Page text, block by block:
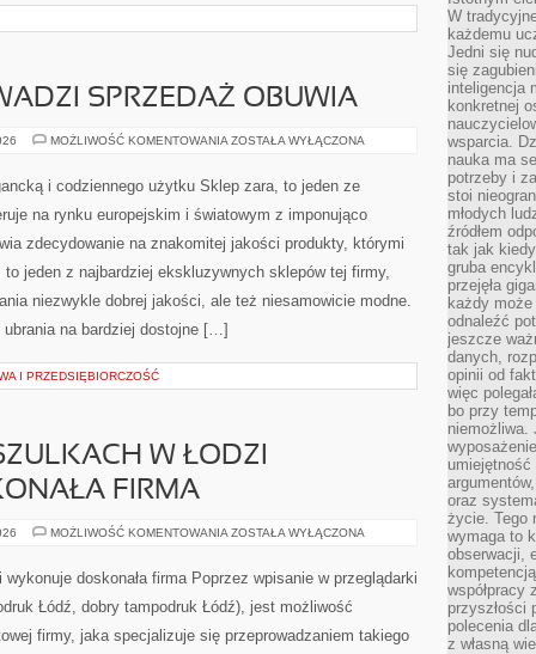
SPRZEDAŻ OBUWIA
MOŻLIWOŚĆ KOMENTOWANIA SKLEP
SPRZEDAŻ
OBUWIA
ZOSTAŁA WYŁĄCZONA
i codziennego użytku Sklep zara, to jeden ze
na rynku europejskim i światowym z imponująco
zdecydowanie na znakomitej jakości produkty, którymi
jeden z najbardziej ekskluzywnych sklepów tej firmy,
niezwykle dobrej jakości, ale też niesamowicie modne.
na bardziej dostojne […]
I PRZEDSIĘBIORCZOŚĆ
W ŁODZI
FIRMA
MOŻLIWOŚĆ KOMENTOWANIA NADRUKI
ŁODZI
DOSKONAŁA
ZOSTAŁA WYŁĄCZONA
doskonała firma Poprzez wpisanie w przeglądarki
Łódź, dobry tampodruk Łódź), jest możliwość
firmy, jaka specjalizuje się przeprowadzaniem takiego
W
każdemu
Jedni się
się
inteligencja
konkretnej
wsparcia.
nauka ma
potrzeby i
stoi
młodych
źródłem
tak jak
gruba
przejęła
każdy
odnaleźć
jeszcze
danych,
opinii od
więc
bo przy
niemożliwa.
umiejętność
oraz
życie. Tego
wymaga to
obserwacji,
współpracy
przyszłości
polecenia
z własną